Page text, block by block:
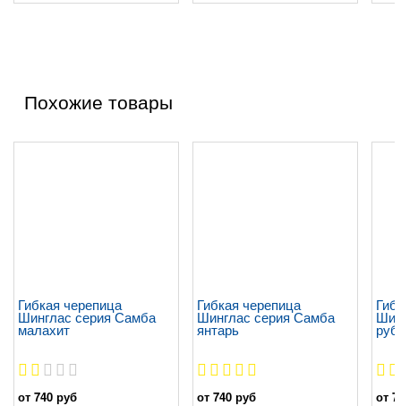
Похожие товары
Гибкая черепица
Шинглас серия Самба
малахит
от 740 руб
Гибкая черепица
Шинглас серия Самба
янтарь
от 740 руб от